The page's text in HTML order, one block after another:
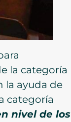
la categoría
la ayuda de
categoría
nivel de los